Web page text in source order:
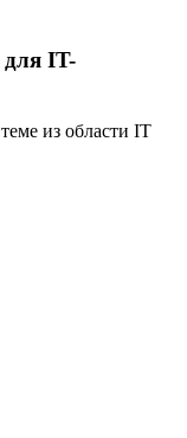
IT-
из области IT